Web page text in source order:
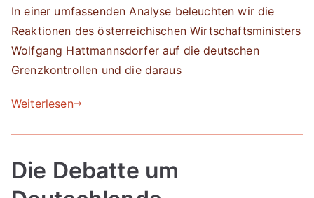
In einer umfassenden Analyse beleuchten wir die
Reaktionen des österreichischen Wirtschaftsministers
Wolfgang Hattmannsdorfer auf die deutschen
Grenzkontrollen und die daraus
Weiterlesen
Die Debatte um